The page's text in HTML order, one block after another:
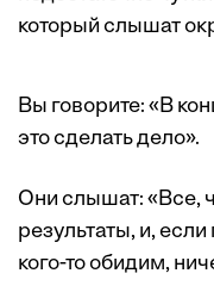
который слышат
Вы говорите: «В
это сделать дело».
Они слышат: «Все,
результаты, и,
кого-то обидим,